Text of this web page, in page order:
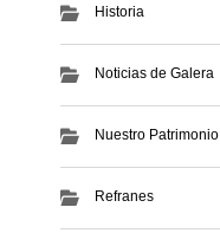
Historia
Noticias de Galera
Nuestro Patrimonio
Refranes